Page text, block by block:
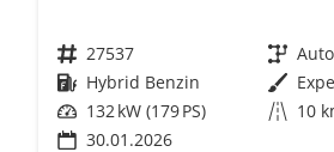
Fahrzeugnr. 27537 Getriebe
Kraftstoff Hybrid Benzin Außenfarbe
Leistung 132 kW (179 PS) Kilometerstand 10
30.01.2026